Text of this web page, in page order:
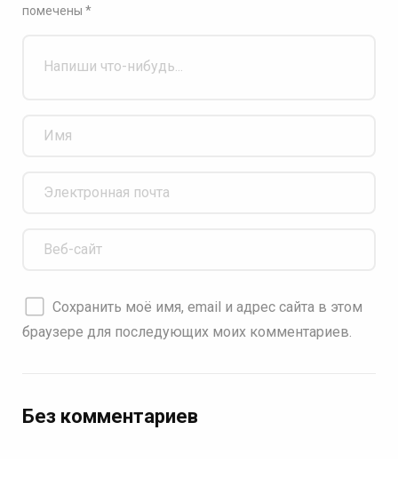
помечены *
Сохранить моё имя, email и адрес сайта в этом
браузере для последующих моих комментариев.
Без комментариев